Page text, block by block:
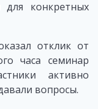
конкретных
отклик от
часа семинар
активно
вопросы.